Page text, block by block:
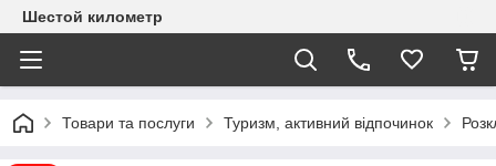
Шестой километр
Товари та послуги Туризм, активний відпочинок